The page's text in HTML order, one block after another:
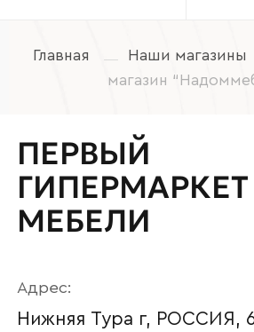
Главная Наши магазины
магазин
ПЕРВЫЙ
ГИПЕРМАРКЕТ
МЕБЕЛИ
Адрес:
Нижняя Тура г, РОССИЯ,